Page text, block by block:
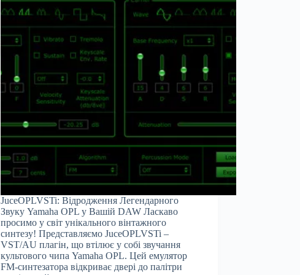
JuceOPLVSTi: Відродження Легендарного
Звуку Yamaha OPL у Вашій DAW Ласкаво
просимо у світ унікального вінтажного
синтезу! Представляємо JuceOPLVSTi –
VST/AU плагін, що втілює у собі звучання
культового чипа Yamaha OPL. Цей емулятор
FM-синтезатора відкриває двері до палітри